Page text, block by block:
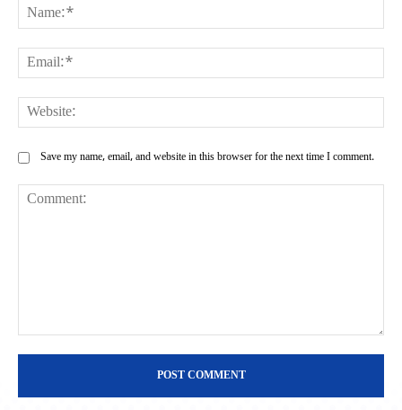
Save my name, email, and website in this browser for the next time I comment.